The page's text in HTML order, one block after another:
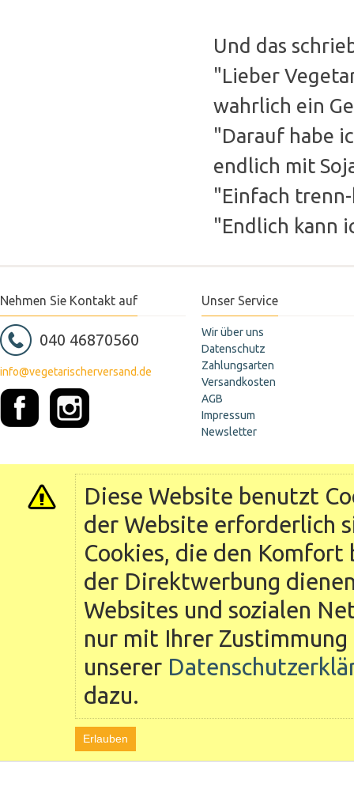
Und das
"Lieber
wahrlich ein
"Darauf habe
endlich mit
"Einfach
"Endlich kann
Nehmen Sie Kontakt auf
040 46870560
info@vegetarischerversand.de
Unser Service
Wir über uns
Datenschutz
Zahlungsarten
Versandkosten
AGB
Impressum
Newsletter
Diese Website benutzt
der Website erforderlich
Cookies, die den
der Direktwerbung
Websites und sozialen
nur mit Ihrer
unserer
dazu.
Erlauben